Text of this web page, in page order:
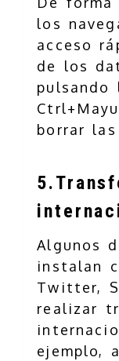
los
acceso
de los
pulsando
borrar las
Algunos
instalan
Twitter,
realizar
ejemplo,